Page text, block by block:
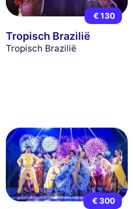
€ 130
Tropisch Brazilië
Tropisch Brazilië
€ 300